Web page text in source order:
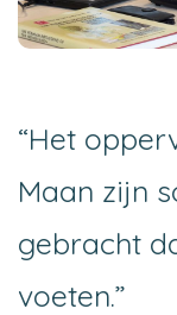
“Het
Maan zijn
gebracht
voeten.”